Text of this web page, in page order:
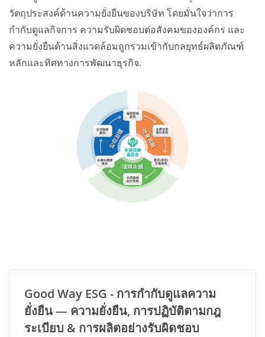
วัตถุประสงค์ด้านความยั่งยืนของบริษัท โดยมั่นใจว่าการ
กำกับดูแลกิจการ ความรับผิดชอบต่อสังคมขององค์กร และ
ความยั่งยืนด้านสิ่งแวดล้อมถูกรวมเข้ากับกลยุทธ์ผลิตภัณฑ์
หลักและทิศทางการพัฒนาธุรกิจ.
Good Way ESG - การกำกับดูแลความ
ยั่งยืน — ความยั่งยืน, การปฏิบัติตามกฎ
ระเบียบ & การผลิตอย่างรับผิดชอบ